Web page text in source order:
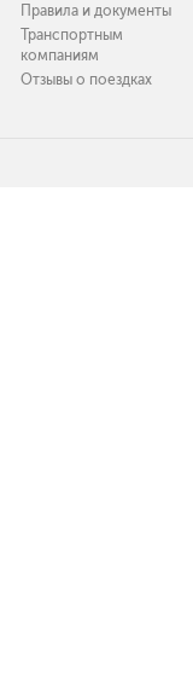
Правила и документы
Транспортным
компаниям
Отзывы о поездках